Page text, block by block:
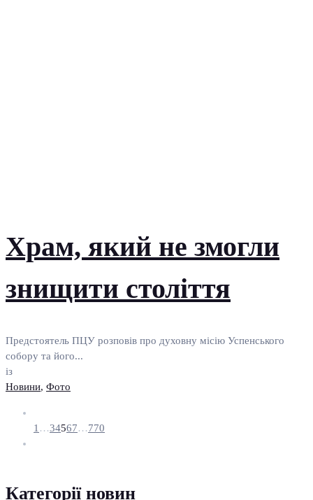
Храм, який не змогли
знищити століття
Предстоятель ПЦУ розповів про духовну місію Успенського
собору та його...
із
Новини, Фото
1 …34567…770
Категорії новин